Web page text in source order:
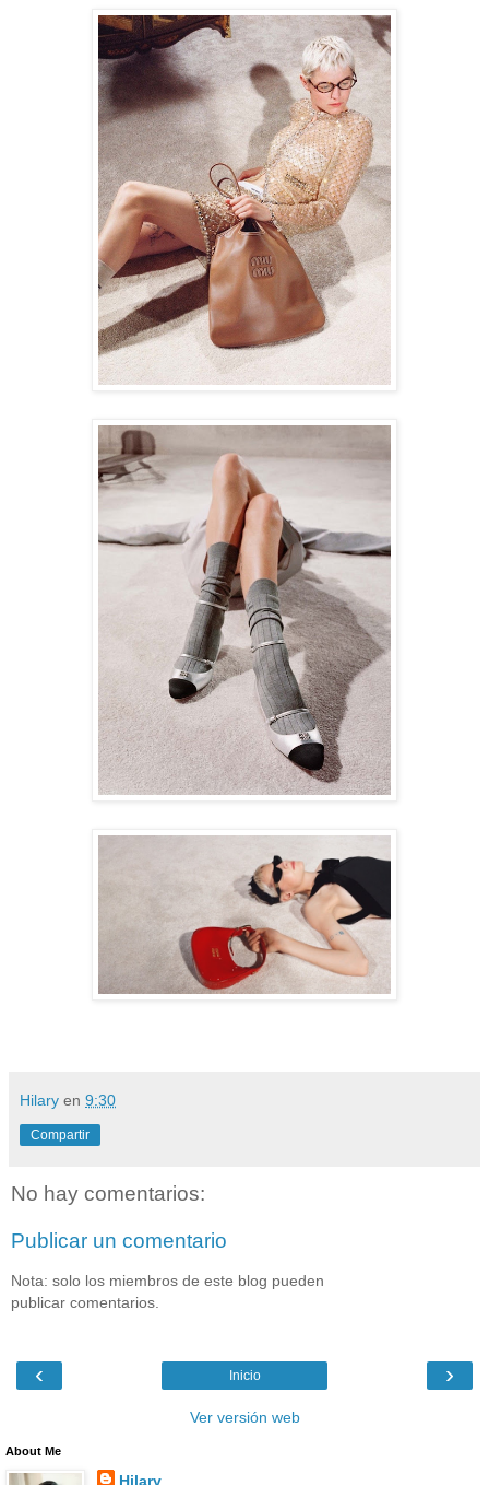
Hilary en 9:30
Compartir
No hay comentarios:
Publicar un comentario
Nota: solo los miembros de este blog pueden
publicar comentarios.
‹ ›
Inicio
Ver versión web
About Me
Hilary